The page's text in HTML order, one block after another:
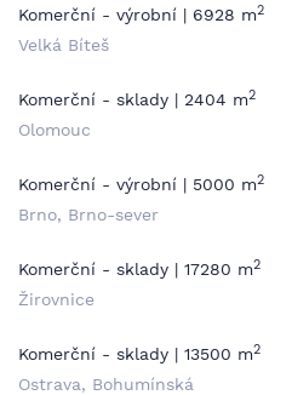
Komerční - výrobní | 6928 m2
Velká Bíteš
Komerční - sklady | 2404 m2
Olomouc
Komerční - výrobní | 5000 m2
Brno, Brno-sever
Komerční - sklady | 17280 m2
Žirovnice
Komerční - sklady | 13500 m2
Ostrava, Bohumínská